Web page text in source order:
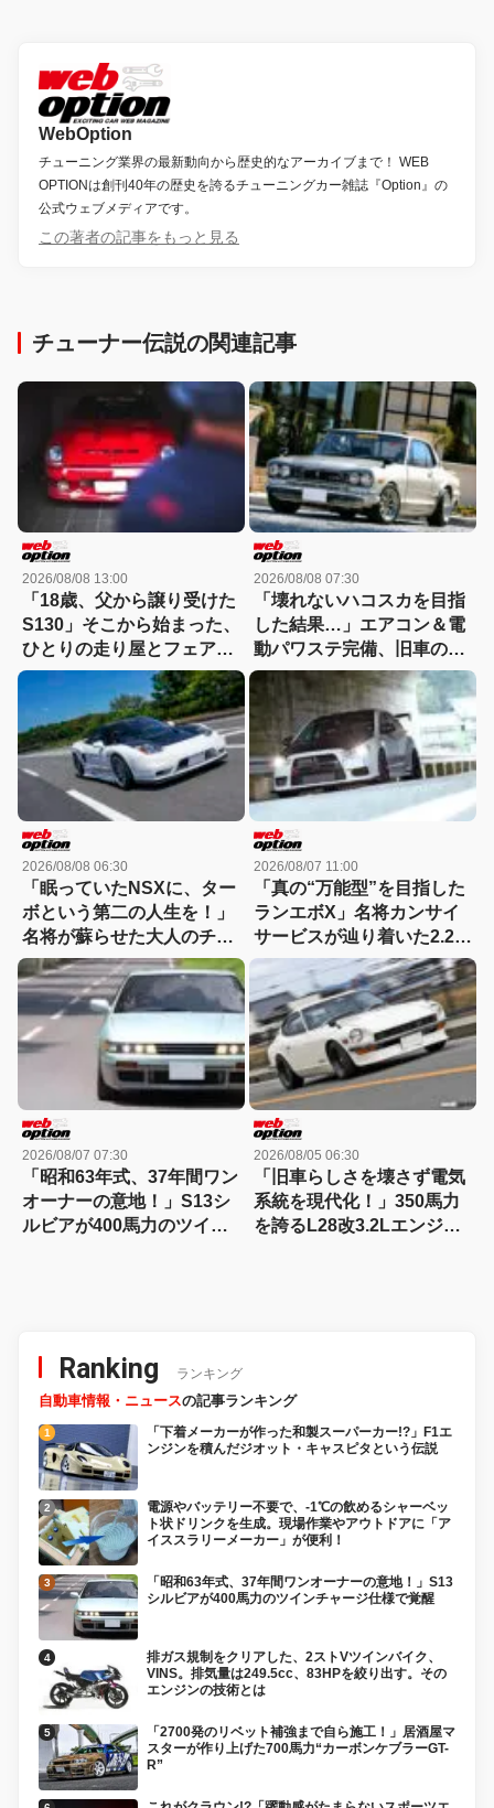
WebOption
チューニング業界の最新動向から歴史的なアーカイブまで！ WEB
OPTIONは創刊40年の歴史を誇るチューニングカー雑誌『Option』の
公式ウェブメディアです。
この著者の記事をもっと見る
チューナー伝説の関連記事
2026/08/08 13:00
「18歳、父から譲り受けた
S130」そこから始まった、
ひとりの走り屋とフェアレ
ディZの物語
2026/08/08 07:30
「壊れないハコスカを目指
した結果…」エアコン＆電
動パワステ完備、旧車の常
識を覆すGT-R仕様のすべて
2026/08/08 06:30
「眠っていたNSXに、ター
ボという第二の人生を！」
名将が蘇らせた大人のチュ
ーンドに迫る
2026/08/07 11:00
「真の“万能型”を目指した
ランエボX」名将カンサイ
サービスが辿り着いた2.2L
仕様を紐解く
2026/08/07 07:30
「昭和63年式、37年間ワン
オーナーの意地！」S13シ
ルビアが400馬力のツイン
2026/08/05 06:30
「旧車らしさを壊さず電気
系統を現代化！」350馬力
を誇るL28改3.2Lエンジン
Ranking ランキング
自動車情報・ニュースの記事ランキング
「下着メーカーが作った和製スーパーカー!?」F1エ
ンジンを積んだジオット・キャスピタという伝説
電源やバッテリー不要で、-1℃の飲めるシャーベッ
ト状ドリンクを生成。現場作業やアウトドアに「ア
イススラリーメーカー」が便利！
「昭和63年式、37年間ワンオーナーの意地！」S13
シルビアが400馬力のツインチャージ仕様で覚醒
排ガス規制をクリアした、2ストVツインバイク、
VINS。排気量は249.5cc、83HPを絞り出す。その
エンジンの技術とは
「2700発のリベット補強まで自ら施工！」居酒屋マ
スターが作り上げた700馬力“カーボンケブラーGT-
R”